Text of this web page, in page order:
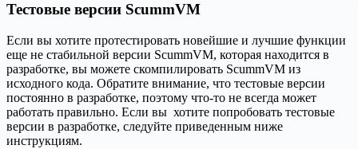
Тестовые версии ScummVM
Если вы хотите протестировать новейшие и лучшие функции
еще не стабильной версии ScummVM, которая находится в
разработке, вы можете скомпилировать ScummVM из
исходного кода. Обратите внимание, что тестовые версии
постоянно в разработке, поэтому что-то не всегда может
работать правильно. Если вы хотите попробовать тестовые
версии в разработке, следуйте приведенным ниже
инструкциям.